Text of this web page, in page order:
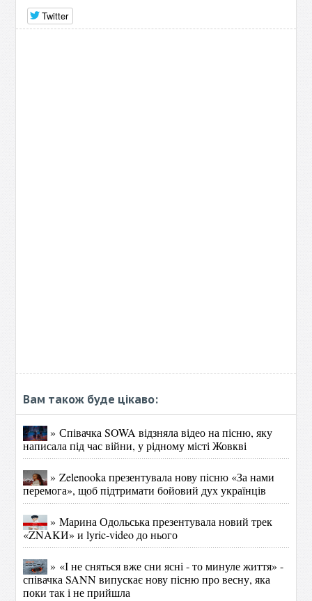
Twitter
Вам також буде цікаво:
» Співачка SOWA відзняла відео на пісню, яку
написала під час війни, у рідному місті Жовкві
» Zelenooka презентувала нову пісню «За нами
перемога», щоб підтримати бойовий дух українців
» Марина Одольська презентувала новий трек
«ZNAKИ» и lyric-video до нього
» «І не сняться вже сни ясні - то минуле життя» -
співачка SANN випускає нову пісню про весну, яка
поки так і не прийшла